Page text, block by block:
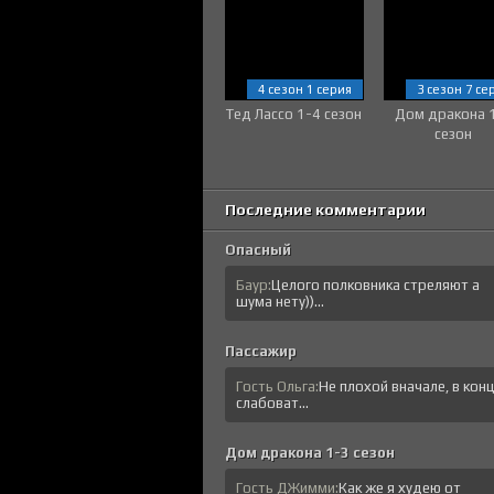
Тед Лассо 1-4 сезон
4 сезон 1 серия
Дом дракона
сезон
3 сезон 7
Последние комментарии
Опасный
Баур:Целого полковника стреляют а
шума нету))...
Пассажир
Гость Ольга:Не плохой вначале, в
слабоват...
Дом дракона 1-3 сезон
Гость ДЖимми:Как же я худею от